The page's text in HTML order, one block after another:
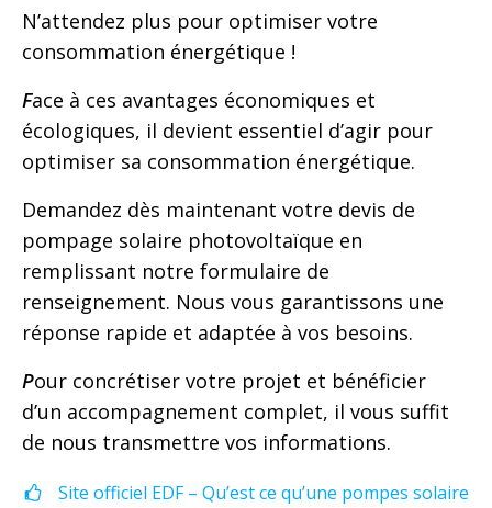
N’attendez plus pour optimiser votre
consommation énergétique !
Face à ces avantages économiques et
écologiques, il devient essentiel d’agir pour
optimiser sa consommation énergétique.
Demandez dès maintenant votre devis de
pompage solaire photovoltaïque en
remplissant notre formulaire de
renseignement. Nous vous garantissons une
réponse rapide et adaptée à vos besoins.
Pour concrétiser votre projet et bénéficier
d’un accompagnement complet, il vous suffit
de nous transmettre vos informations.
Site officiel EDF – Qu’est ce qu’une pompes solaire